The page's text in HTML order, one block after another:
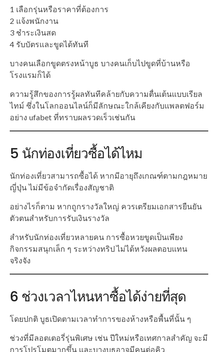
1 เลือกรุ่นหรือราคาที่ต้องการ
2 แจ้งพนักงาน
3 ชำระเงินสด
4 รับบัตรและขูดได้ทันที
บางคนเลือกขูดตรงหน้าบูธ บางคนเก็บไปขูดที่บ้านหรือ
โรงแรมก็ได้
ความรู้สึกของการรู้ผลทันทีคล้ายกับความตื่นเต้นแบบเรียล
ไทม์ ซึ่งในโลกออนไลน์ก็มีลักษณะใกล้เคียงกับแพลตฟอร์ม
อย่าง ufabet ที่ทราบผลรวดเร็วเช่นกัน
5 นักท่องเที่ยวซื้อได้ไหม
นักท่องเที่ยวสามารถซื้อได้ หากมีอายุถึงเกณฑ์ตามกฎหมาย
ญี่ปุ่น ไม่มีข้อจำกัดเรื่องสัญชาติ
อย่างไรก็ตาม หากถูกรางวัลใหญ่ ควรเตรียมเอกสารยืนยัน
ตัวตนสำหรับการรับเงินรางวัล
สำหรับนักท่องเที่ยวหลายคน การซื้อหวยขูดเป็นเพียง
กิจกรรมสนุกเล็ก ๆ ระหว่างทริป ไม่ได้หวังผลตอบแทน
จริงจัง
6 ช่วงเวลาไหนหาซื้อได้ง่ายที่สุด
โดยปกติ บูธเปิดตามเวลาทำการของห้างหรือพื้นที่นั้น ๆ
ช่วงที่มีลอตเตอรี่รุ่นพิเศษ เช่น ปีใหม่หรือเทศกาลสำคัญ จะมี
การโปรโมตมากขึ้น และบางบูธอาจมีคนต่อคิว